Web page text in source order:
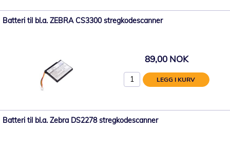
Batteri til bl.a. ZEBRA CS3300 stregkodescanner
89,00 NOK
LEGG I KURV
Batteri til bl.a. Zebra DS2278 stregkodescanner